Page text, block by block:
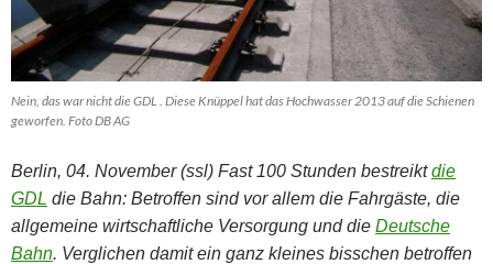
Nein, das war nicht die GDL . Diese Knüppel hat das Hochwasser 2013 auf die Schienen
geworfen. Foto DB AG
Berlin, 04. November (ssl) Fast 100 Stunden bestreiktdie
GDL die Bahn: Betroffen sind vor allem die Fahrgäste, die
allgemeine wirtschaftliche Versorgung und die Deutsche
Bahn. Verglichen damit ein ganz kleines bisschen betroffen